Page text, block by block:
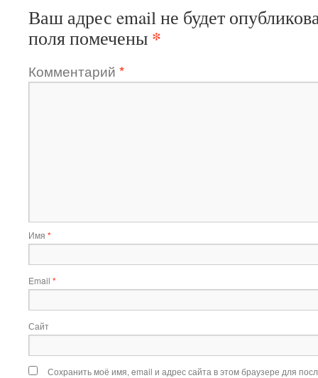
Ваш адрес email не будет
поля помечены *
Комментарий *
Имя *
Email *
Сайт
Сохранить моё имя, email и адрес сайта в этом браузере для